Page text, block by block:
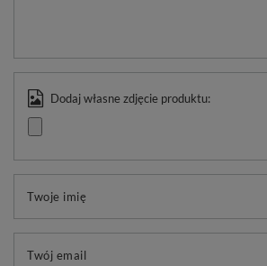
Dodaj własne zdjęcie produktu:
Twoje imię
Twój email